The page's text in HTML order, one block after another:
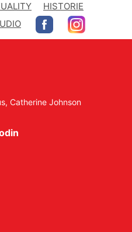
HISTORIE
Catherine Johnson